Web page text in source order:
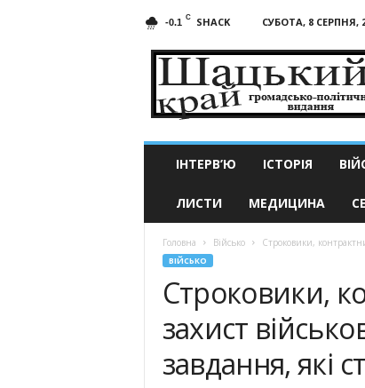
-0.1 C SHACK СУБОТА, 8 СЕРПНЯ,
край
ІНТЕРВ’Ю ІСТОРІЯ
ЛИСТИ МЕДИЦИНА
Головна Військо Строковики,
ВІЙСЬКО
Строковики,
захист
завдання, які